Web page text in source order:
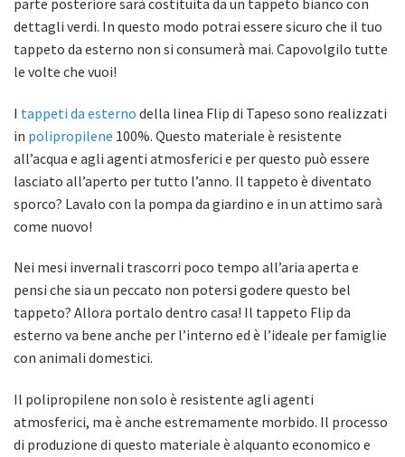
dettagli verdi. In questo modo potrai essere sicuro che il tuo
tappeto da esterno non si consumerà mai. Capovolgilo tutte
le volte che vuoi!
I tappeti da esterno della linea Flip di Tapeso sono realizzati
in polipropilene 100%. Questo materiale è resistente
all’acqua e agli agenti atmosferici e per questo può essere
lasciato all’aperto per tutto l’anno. Il tappeto è diventato
sporco? Lavalo con la pompa da giardino e in un attimo sarà
come nuovo!
Nei mesi invernali trascorri poco tempo all’aria aperta e
pensi che sia un peccato non potersi godere questo bel
tappeto? Allora portalo dentro casa! Il tappeto Flip da
esterno va bene anche per l’interno ed è l’ideale per famiglie
con animali domestici.
Il polipropilene non solo è resistente agli agenti
atmosferici, ma è anche estremamente morbido. Il processo
di produzione di questo materiale è alquanto economico e